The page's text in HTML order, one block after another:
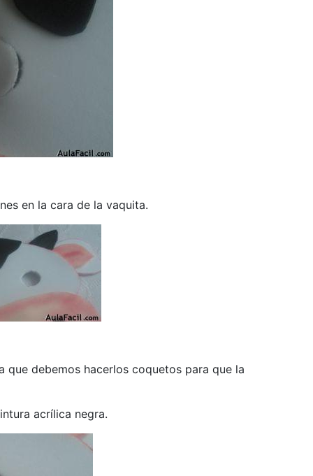
en la cara de la vaquita.
debemos hacerlos coquetos para que la
acrílica negra.